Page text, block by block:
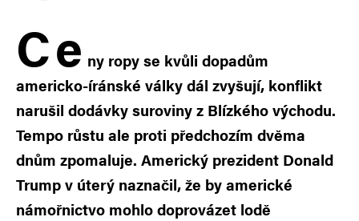
Ce ny ropy se kvůli dopadům
americko-íránské války dál zvyšují, konflikt
narušil dodávky suroviny z Blízkého východu.
Tempo růstu ale proti předchozím dvěma
dnům zpomaluje. Americký prezident Donald
Trump v úterý naznačil, že by americké
námořnictvo mohlo doprovázet lodě